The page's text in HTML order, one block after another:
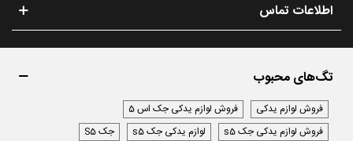
اطلاعات تماس
تگ‌های محبوب
فروش لوازم یدکی
فروش لوازم یدکی جک اس 5
فروش لوازم یدکی جک s5
لوازم یدکی جک s5
جک S5